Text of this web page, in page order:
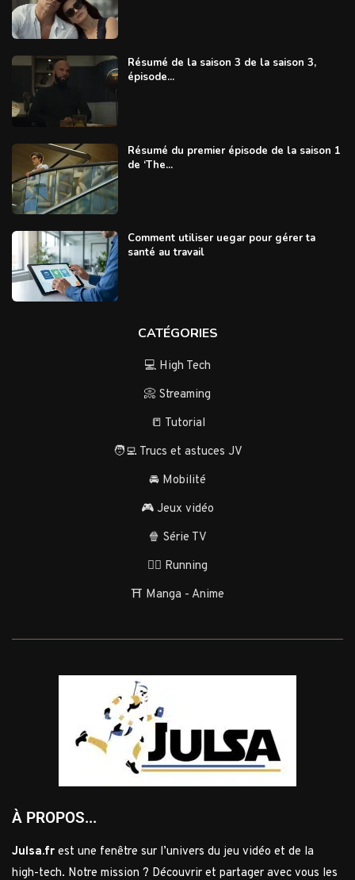
Résumé de la saison 3 de la saison 3,
épisode...
Résumé du premier épisode de la saison 1
de ‘The...
Comment utiliser uegar pour gérer ta
santé au travail
CATÉGORIES
💻 High Tech
📀 Streaming
📒 Tutorial
🧑‍💻 Trucs et astuces JV
🚘 Mobilité
🎮 Jeux vidéo
🍿 Série TV
🏃‍♂️ Running
⛩️ Manga - Anime
À PROPOS...
Julsa.fr est une fenêtre sur l’univers du jeu vidéo et de la
high-tech. Notre mission ? Découvrir et partager avec vous les